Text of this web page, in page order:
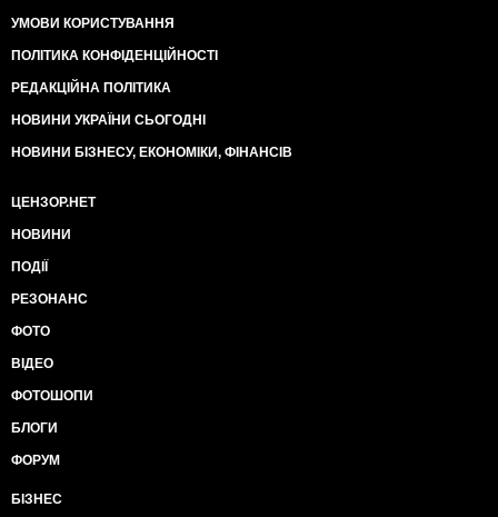
УМОВИ КОРИСТУВАННЯ
ПОЛІТИКА КОНФІДЕНЦІЙНОСТІ
РЕДАКЦІЙНА ПОЛІТИКА
НОВИНИ УКРАЇНИ СЬОГОДНІ
НОВИНИ БІЗНЕСУ, ЕКОНОМІКИ, ФІНАНСІВ
ЦЕНЗОР.НЕТ
НОВИНИ
ПОДІЇ
РЕЗОНАНС
ФОТО
ВІДЕО
ФОТОШОПИ
БЛОГИ
ФОРУМ
БІЗНЕС